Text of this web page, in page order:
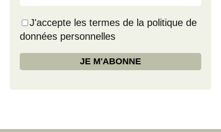
J'accepte les termes de la politique de
données personnelles